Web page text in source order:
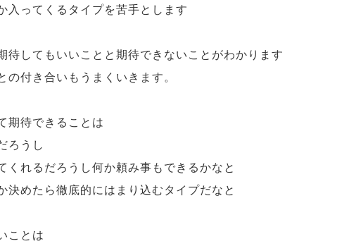
入ってくるタイプを苦手とします
待してもいいことと期待できないことがわかります
の付き合いもうまくいきます。
期待できることは
ろうし
くれるだろうし何か頼み事もできるかなと
決めたら徹底的にはまり込むタイプだなと
ことは